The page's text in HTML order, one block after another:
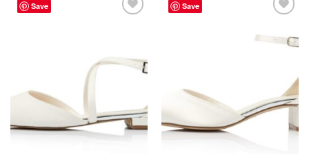
Save
Save
verlanglijst
toevoegen